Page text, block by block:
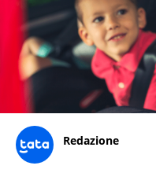
Redazione